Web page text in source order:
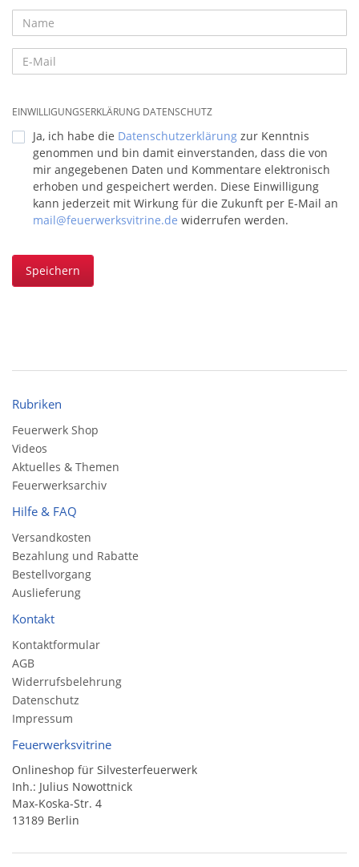
EINWILLIGUNGSERKLÄRUNG DATENSCHUTZ
Ja, ich habe die Datenschutzerklärung zur Kenntnis
genommen und bin damit einverstanden, dass die von
mir angegebenen Daten und Kommentare elektronisch
erhoben und gespeichert werden. Diese Einwilligung
kann jederzeit mit Wirkung für die Zukunft per E-Mail an
mail@feuerwerksvitrine.de widerrufen werden.
Speichern
Rubriken
Feuerwerk Shop
Videos
Aktuelles & Themen
Feuerwerksarchiv
Hilfe & FAQ
Versandkosten
Bezahlung und Rabatte
Bestellvorgang
Auslieferung
Kontakt
Kontaktformular
AGB
Widerrufsbelehrung
Datenschutz
Impressum
Feuerwerksvitrine
Onlineshop für Silvesterfeuerwerk
Inh.: Julius Nowottnick
Max-Koska-Str. 4
13189 Berlin